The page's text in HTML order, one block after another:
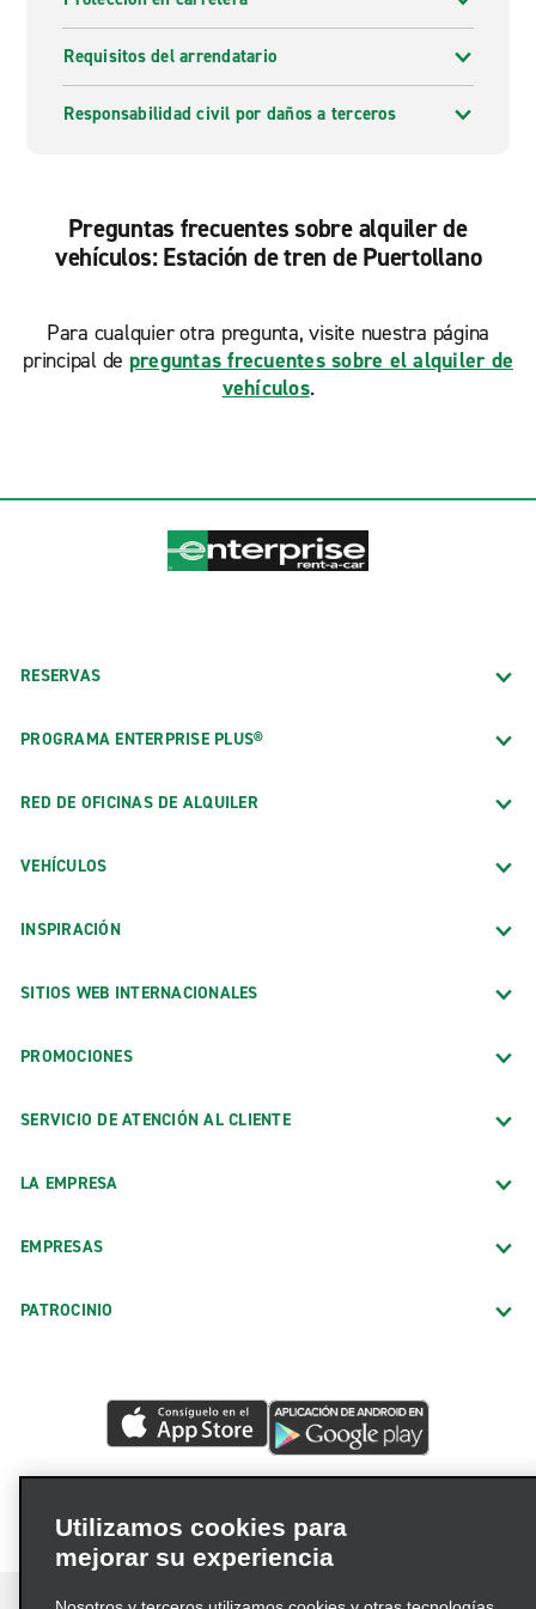
ofrece la mejor relación calidad-precio en alquiler de
coches y furgonetas, no encontrarás precios más
baratos en otro sitio. También puedes obtener mayores
ahorros si realizas el pago previamente.
Ya sea que estés cambiando de domicilio o
simplemente recogiendo muebles nuevos, nuestra
donde.
Requisitos del arrendatario
Responsabilidad civil por daños a terceros
Preguntas frecuentes sobre alquiler de
vehículos: Estación de tren de Puertollano
Para cualquier otra pregunta, visite nuestra página
principal de preguntas frecuentes sobre el alquiler de
vehículos.
RESERVAS
PROGRAMA ENTERPRISE PLUS®
RED DE OFICINAS DE ALQUILER
VEHÍCULOS
INSPIRACIÓN
SITIOS WEB INTERNACIONALES
PROMOCIONES
SERVICIO DE ATENCIÓN AL CLIENTE
LA EMPRESA
EMPRESAS
PATROCINIO
Utilizamos cookies para
mejorar su experiencia